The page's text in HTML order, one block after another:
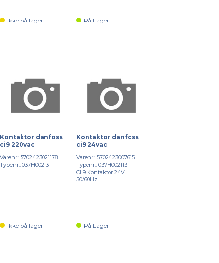
Ikke på lager På Lager
Kontaktor danfoss
ci9 220vac
Varenr.: 5702423021178
Typenr.: 037H002131
Ikke på lager
Kontaktor danfoss
ci9 24vac
Varenr.: 5702423007615
Typenr.: 037H002113
CI 9 Kontaktor 24V
50/60Hz
På Lager